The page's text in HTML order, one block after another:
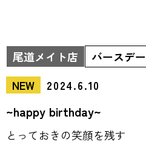
尾道メイト店
バースデー
NEW
2024.6.10
~happy birthday~
とっておきの笑顔を残す